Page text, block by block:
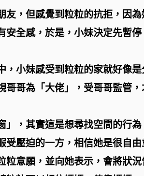
，但感覺到粒粒的抗拒，因
全感，於是，小妹決定先暫
，小妹感受到粒粒的家就好像
哥哥為「大佬」，受哥哥監管
，其實這是想尋找空間的行為
壓迫的一方，相信她是很自
粒意願，並向她表示，會將狀